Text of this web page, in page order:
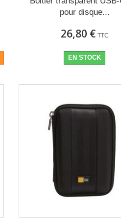
pour disque...
26,80 € TTC
EN STOCK